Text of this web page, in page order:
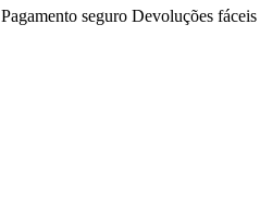
Pagamento seguro Devoluções fáceis